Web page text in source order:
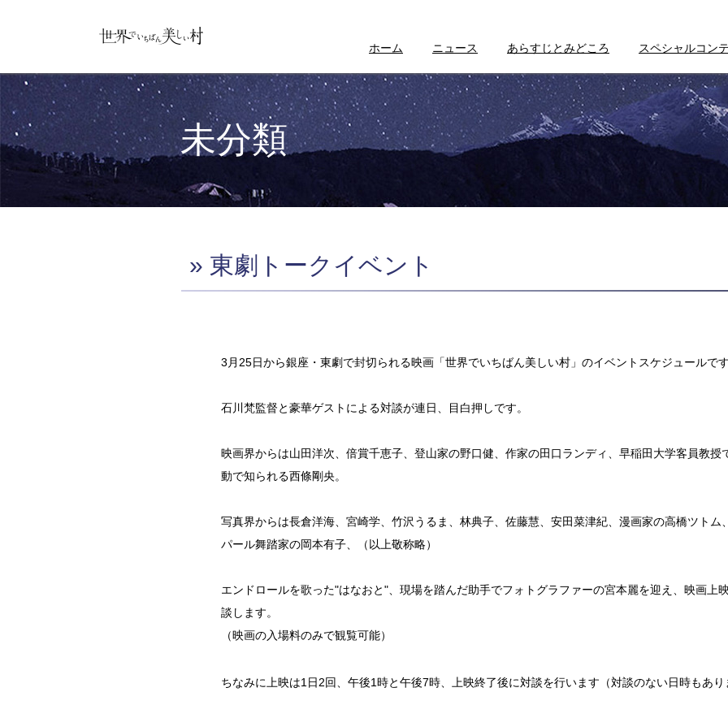
ホーム ニュース あらすじとみどころ スペシャルコン
未分類
» 東劇トークイベント
3月25日から銀座・東劇で封切られる映画「世界でいちばん美しい村」のイベントスケジュールです
石川梵監督と豪華ゲストによる対談が連日、目白押しです。
映画界からは山田洋次、倍賞千恵子、登山家の野口健、作家の田口ランディ、早稲田大学客員教授
動で知られる西條剛央。
写真界からは長倉洋海、宮崎学、竹沢うるま、林典子、佐藤慧、安田菜津紀、漫画家の高橋ツトム
パール舞踏家の岡本有子、（以上敬称略）
エンドロールを歌った"はなおと"、現場を踏んだ助手でフォトグラファーの宮本麗を迎え、映画上
談します。
（映画の入場料のみで観覧可能）
ちなみに上映は1日2回、午後1時と午後7時、上映終了後に対談を行います（対談のない日時もあり